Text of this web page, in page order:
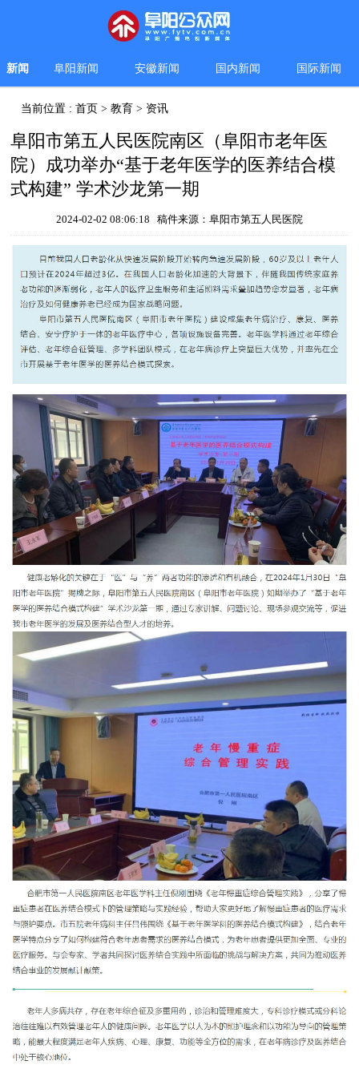
新闻 阜阳新闻 安徽新闻 国内新闻 国际新闻
当前位置 :首页 >教育 > 资讯
阜阳市第五人民医院南区（阜阳市老年医
院）成功举办“基于老年医学的医养结合模
式构建” 学术沙龙第一期
2024-02-02 08:06:18 稿件来源：阜阳市第五人民医院